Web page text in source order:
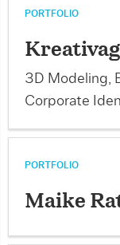
PORTFOLIO
3D Modeling,
Corporate
PORTFOLIO
Maike